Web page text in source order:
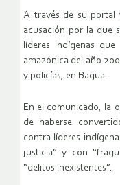
A través de su portal
acusación por la que
líderes indígenas
amazónica del año
y policías, en Bagua.
En el comunicado, la
de haberse
contra líderes
justicia” y con
“delitos inexistentes”.